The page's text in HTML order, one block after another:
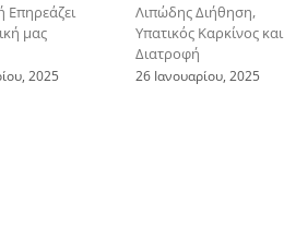
Επηρεάζει
μας
2025
Λιπώδης Διήθηση,
Υπατικός Καρκίνος και
Διατροφή
26 Ιανουαρίου, 2025